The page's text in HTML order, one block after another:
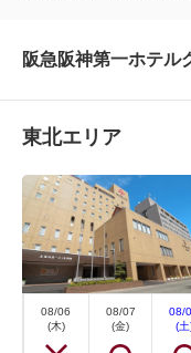
《素泊まり
in 15:00~ 24:00 /
阪急阪神第一ホテル
東北エリア
08/06
(木)
08/07
(金)
08/
(土